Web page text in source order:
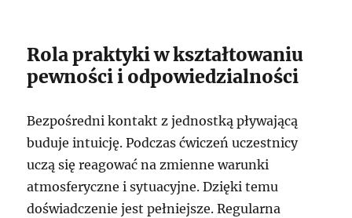
Rola praktyki w kształtowaniu
pewności i odpowiedzialności
Bezpośredni kontakt z jednostką pływającą
buduje intuicję. Podczas ćwiczeń uczestnicy
uczą się reagować na zmienne warunki
atmosferyczne i sytuacyjne. Dzięki temu
doświadczenie jest pełniejsze. Regularna